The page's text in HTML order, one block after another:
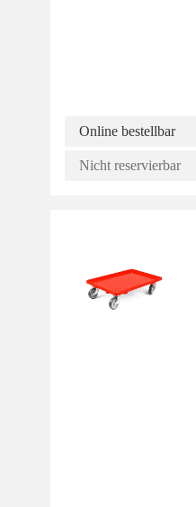
Online bestellbar
Nicht reservierbar